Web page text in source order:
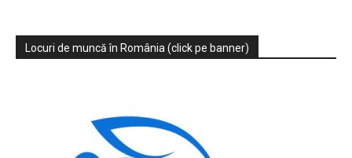
Locuri de muncă în România (click pe banner)